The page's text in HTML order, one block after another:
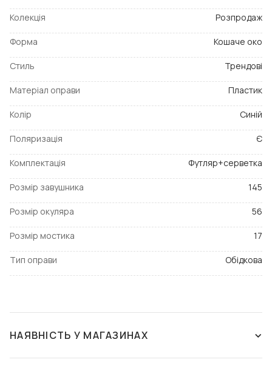
Колекція Розпродаж
Форма Кошаче око
Стиль Трендові
Матеріал оправи Пластик
Колір Синій
Поляризація Є
Комплектація Футляр+серветка
Розмір завушника 145
Розмір окуляра 56
Розмір мостика 17
Тип оправи Обідкова
НАЯВНІСТЬ У МАГАЗИНАХ